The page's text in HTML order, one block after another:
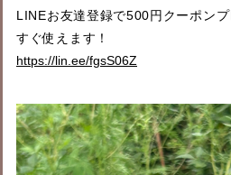
LINEお友達登録で500円クーポン
すぐ使えます！
https://lin.ee/fgsS06Z